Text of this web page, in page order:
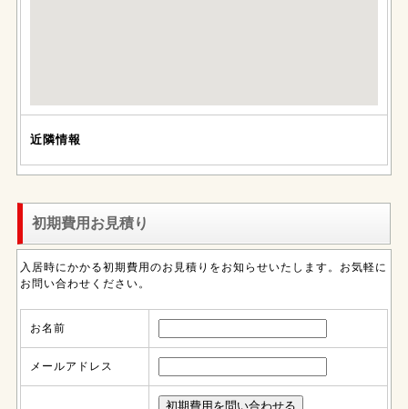
近隣情報
初期費用お見積り
入居時にかかる初期費用のお見積りをお知らせいたします。お気軽に
お問い合わせください。
お名前
メールアドレス